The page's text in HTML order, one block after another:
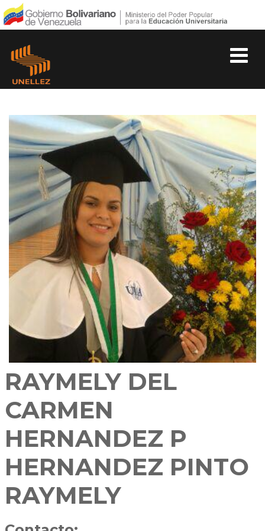
RAYMELY DEL
CARMEN
HERNANDEZ P
HERNANDEZ PINTO
RAYMELY